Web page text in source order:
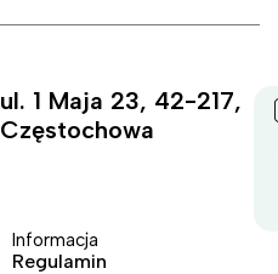
ul. 1 Maja 23, 42-217,
Częstochowa
Informacja
Regulamin